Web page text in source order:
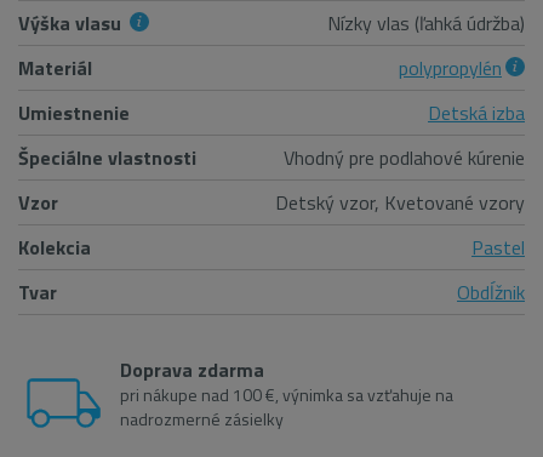
Výška vlasu
Nízky vlas (ľahká údržba)
Materiál
polypropylén
Umiestnenie
Detská izba
Špeciálne vlastnosti
Vhodný pre podlahové kúrenie
Vzor
Detský vzor, Kvetované vzory
Kolekcia
Pastel
Tvar
Obdĺžnik
Doprava zdarma
pri nákupe nad 100 €, výnimka sa vzťahuje na
nadrozmerné zásielky